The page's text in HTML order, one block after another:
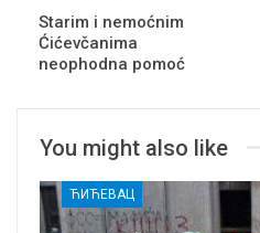
Starim i nemoćnim
Ćićevčanima
neophodna pomoć
You might also like
ЋИЋЕВАЦ